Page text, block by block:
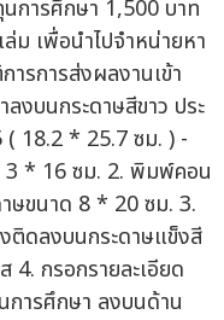
การศึกษา 1,500 บาท
เพื่อนำไปจำหน่ายหา
ารการส่งผลงานเข้า
งบนกระดาษสีขาว ประ
18.2 * 25.7 ซม. ) -
* 16 ซม. 2. พิมพ์คอน
ษขนาด 8 * 20 ซม. 3.
ติดลงบนกระดาษแข็งสี
กรอกรายละเอียด
ารศึกษา ลงบนด้าน